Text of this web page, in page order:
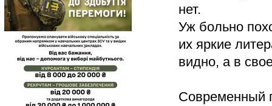
нет.
Уж больно
их яркие
видно, а в
Современный